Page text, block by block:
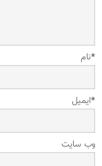
نام*
ایمیل*
وب‌ سایت